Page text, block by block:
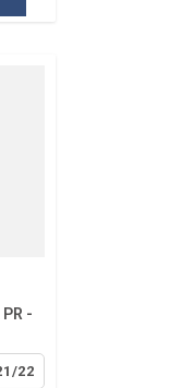
-
22